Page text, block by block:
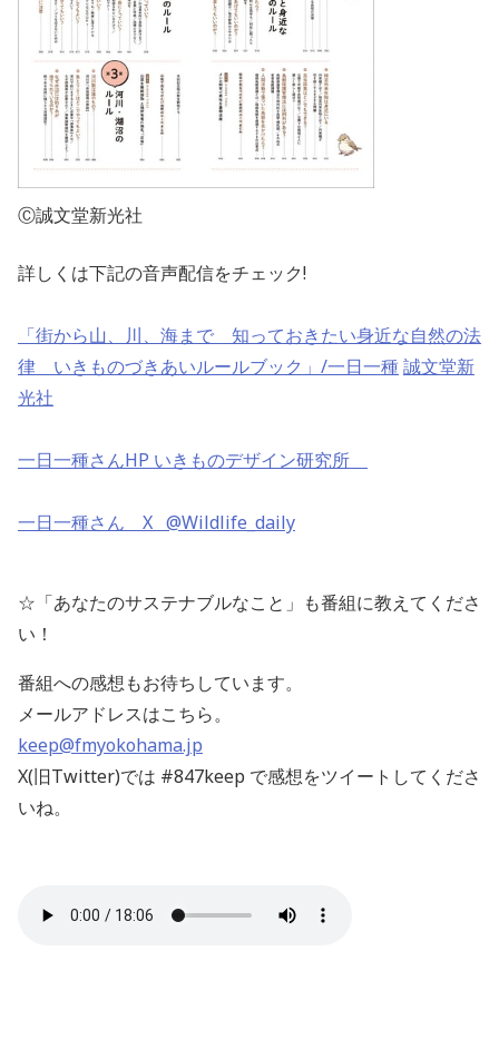
Ⓒ誠文堂新光社
詳しくは下記の音声配信をチェック!
「街から山、川、海まで 知っておきたい身近な自然の法
律 いきものづきあいルールブック」/一日一種誠文堂新
光社
一日一種さんHP いきものデザイン研究所
一日一種さん X @Wildlife_daily
☆「あなたのサステナブルなこと」も番組に教えてくださ
い！
番組への感想もお待ちしています。
メールアドレスはこちら。
keep@fmyokohama.jp
X(旧Twitter)では #847keep で感想をツイートしてくださ
いね。